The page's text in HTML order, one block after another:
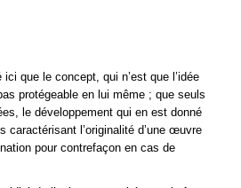
que le concept, qui n’est que l’idée
protégeable en lui même ; que seuls
le développement qui en est donné
caractérisant l’originalité d’une œuvre
pour contrefaçon en cas de